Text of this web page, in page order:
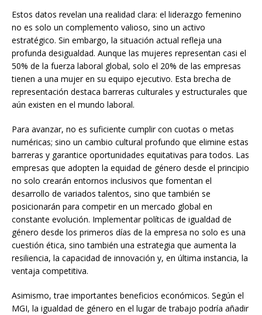
Estos datos revelan una realidad clara: el liderazgo femenino
no es solo un complemento valioso, sino un activo
estratégico. Sin embargo, la situación actual refleja una
profunda desigualdad. Aunque las mujeres representan casi el
50% de la fuerza laboral global, solo el 20% de las empresas
tienen a una mujer en su equipo ejecutivo. Esta brecha de
representación destaca barreras culturales y estructurales que
aún existen en el mundo laboral.
Para avanzar, no es suficiente cumplir con cuotas o metas
numéricas; sino un cambio cultural profundo que elimine estas
barreras y garantice oportunidades equitativas para todos. Las
empresas que adopten la equidad de género desde el principio
no solo crearán entornos inclusivos que fomentan el
desarrollo de variados talentos, sino que también se
posicionarán para competir en un mercado global en
constante evolución. Implementar políticas de igualdad de
género desde los primeros días de la empresa no solo es una
cuestión ética, sino también una estrategia que aumenta la
resiliencia, la capacidad de innovación y, en última instancia, la
ventaja competitiva.
Asimismo, trae importantes beneficios económicos. Según el
MGI, la igualdad de género en el lugar de trabajo podría añadir